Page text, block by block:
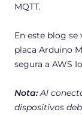
MQTT.
En este blog se
placa Arduino
segura a AWS
Nota:Al
dispositivos